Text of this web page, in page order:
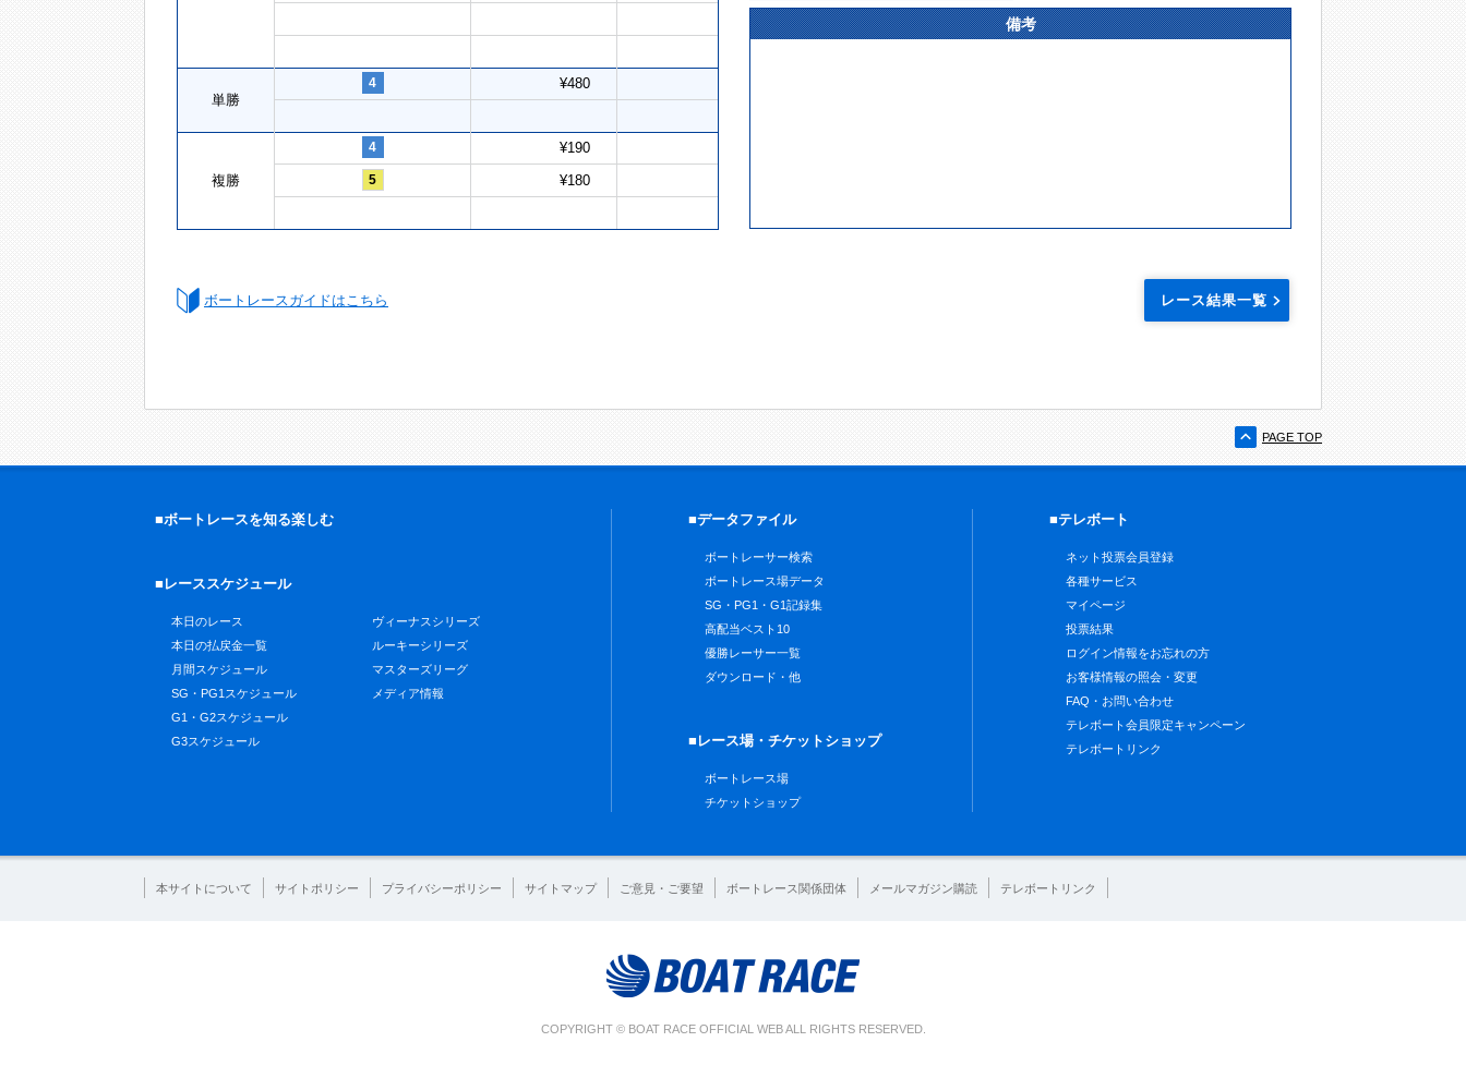
単勝
4 ¥480
複勝
4 ¥190
5 ¥180
備考
ボートレースガイドはこちら レース結果一覧
PAGE TOP
■ボートレースを知る楽しむ
■レーススケジュール
本日のレース
本日の払戻金一覧
月間スケジュール
SG・PG1スケジュール
G1・G2スケジュール
G3スケジュール
ヴィーナスシリーズ
ルーキーシリーズ
マスターズリーグ
メディア情報
■データファイル
ボートレーサー検索
ボートレース場データ
SG・PG1・G1記録集
高配当ベスト10
優勝レーサー一覧
ダウンロード・他
■レース場・チケットショップ
ボートレース場
チケットショップ
■テレボート
ネット投票会員登録
各種サービス
マイページ
投票結果
ログイン情報をお忘れの方
お客様情報の照会・変更
FAQ・お問い合わせ
テレボート会員限定キャンペーン
テレボートリンク
本サイトについて サイトポリシー プライバシーポリシー サイトマップ ご意見・ご要望 ボートレース関係団体 メールマガジン購読 テレボートリンク
COPYRIGHT © BOAT RACE OFFICIAL WEB ALL RIGHTS RESERVED.